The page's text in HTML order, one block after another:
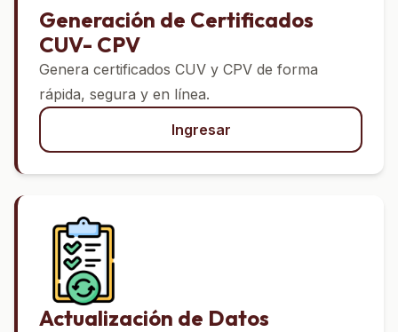
Generación de Certificados
CUV- CPV
Genera certificados CUV y CPV de forma
rápida, segura y en línea.
Ingresar
Actualización de Datos